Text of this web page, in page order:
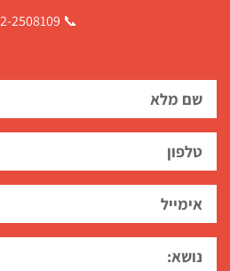
📞 052-2508109